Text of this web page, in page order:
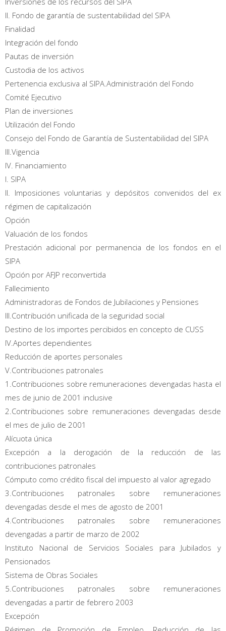
II. Fondo de garantía de sustentabilidad del SIPA
Finalidad
Integración del fondo
Pautas de inversión
Custodia de los activos
Pertenencia exclusiva al SIPA.Administración del Fondo
Comité Ejecutivo
Plan de inversiones
Utilización del Fondo
Consejo del Fondo de Garantía de Sustentabilidad del SIPA
III.Vigencia
IV. Financiamiento
I. SIPA
II. Imposiciones voluntarias y depósitos convenidos del ex
régimen de capitalización
Opción
Valuación de los fondos
Prestación adicional por permanencia de los fondos en el
SIPA
Opción por AFJP reconvertida
Fallecimiento
Administradoras de Fondos de Jubilaciones y Pensiones
III.Contribución unificada de la seguridad social
Destino de los importes percibidos en concepto de CUSS
IV.Aportes dependientes
Reducción de aportes personales
V.Contribuciones patronales
1.Contribuciones sobre remuneraciones devengadas hasta el
mes de junio de 2001 inclusive
2.Contribuciones sobre remuneraciones devengadas desde
el mes de julio de 2001
Alícuota única
Excepción a la derogación de la reducción de las
contribuciones patronales
Cómputo como crédito fiscal del impuesto al valor agregado
3.Contribuciones patronales sobre remuneraciones
devengadas desde el mes de agosto de 2001
4.Contribuciones patronales sobre remuneraciones
devengadas a partir de marzo de 2002
Instituto Nacional de Servicios Sociales para Jubilados y
Pensionados
Sistema de Obras Sociales
5.Contribuciones patronales sobre remuneraciones
devengadas a partir de febrero 2003
Excepción